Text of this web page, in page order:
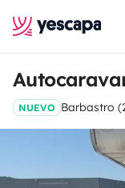
NUEVO Barbastro